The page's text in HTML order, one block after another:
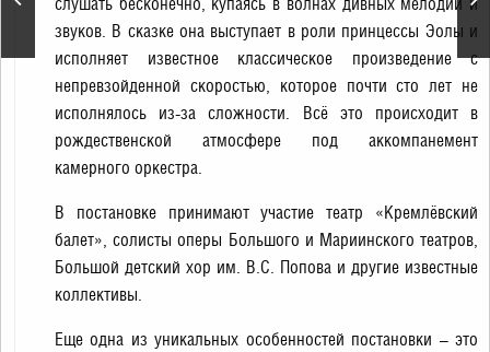
Иоганна Штрауса» —
«CONCORD ORCHESTRA»
звуков. В сказке она выступает в роли принцессы Эолы и
исполняет известное классическое произведение с
непревзойденной скоростью, которое почти сто лет не
исполнялось из-за сложности. Всё это происходит в
рождественской атмосфере под аккомпанемент
камерного оркестра.
В постановке принимают участие театр «Кремлёвский
балет», солисты оперы Большого и Мариинского театров,
Большой детский хор им. В.С. Попова и другие известные
коллективы.
Еще одна из уникальных особенностей постановки – это